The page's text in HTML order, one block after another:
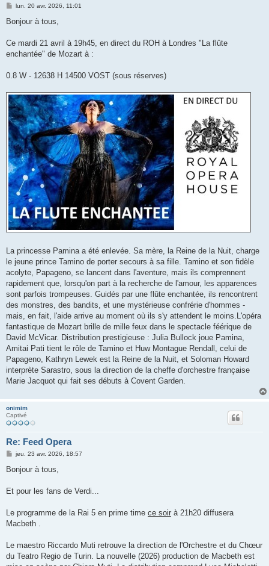
M
s
g
lun. 20 avr. 2026, 11:01
Bonjour à tous,
Ce mardi 21 avril à 19h45, en direct du ROH à Londres "La flûte
enchantée" de Mozart à :
0.8 W - 12638 H 14500 VOST (sous réserves)
La princesse Pamina a été enlevée. Sa mère, la Reine de la Nuit, charge
le jeune prince Tamino de porter secours à sa fille. Tamino et son fidèle
acolyte, Papageno, se lancent dans l'aventure, mais ils comprennent
rapidement que, lorsqu'on part à la recherche de l'amour, les apparences
sont parfois trompeuses. Guidés par une flûte enchantée, ils rencontrent
des monstres, des bandits, et une mystérieuse confrérie d'hommes -
mais, en fait, l'aide arrive au moment où ils s'y attendent le moins.L'opéra
fantastique de Mozart brille de mille feux dans le spectacle féérique de
David McVicar. Distribution prestigieuse : Julia Bullock joue Pamina,
Amitai Pati tient le rôle de Tamino et Huw Montague Rendall, celui de
Papageno, Kathryn Lewek est la Reine de la Nuit, et Soloman Howard
interprète Sarastro, sous la direction de la cheffe d'orchestre française
Marie Jacquot qui fait ses débuts à Covent Garden.
onimim
Captivé
Re: Feed Opera
M
s
g
e
jeu. 23 avr. 2026, 18:57
Bonjour à tous,
Et pour les fans de Verdi...
Le programme de la Rai 5 en prime time ce soir à 21h20 diffusera
Macbeth .
Le maestro Riccardo Muti retrouve la direction de l'Orchestre et du Chœur
du Teatro Regio de Turin. La nouvelle (2026) production de Macbeth est